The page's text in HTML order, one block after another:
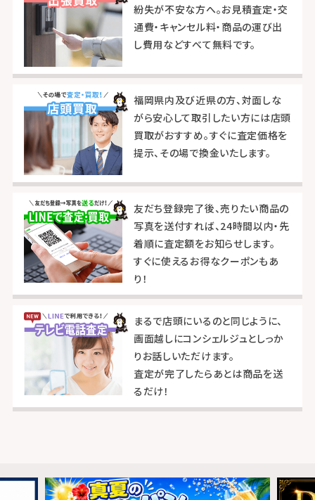
紛失が不安な方へ。お見積査定・交
通費・キャンセル料・商品の運び出
し費用などすべて無料です。
福岡県内及び近県の方、対面しな
がら安心して取引したい方には店頭
買取がおすすめ。すぐに査定価格を
提示、その場で換金いたします。
友だち登録完了後、売りたい商品の
写真を送付すれば、24時間以内・先
着順に査定額をお知らせします。
すぐに使えるお得なクーポンもあ
り！
まるで店頭にいるのと同じように、
画面越しにコンシェルジュとしっか
りお話しいただけます。
査定が完了したらあとは商品を送
るだけ！